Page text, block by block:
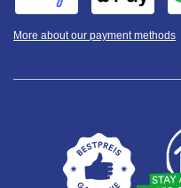
More about our payment methods